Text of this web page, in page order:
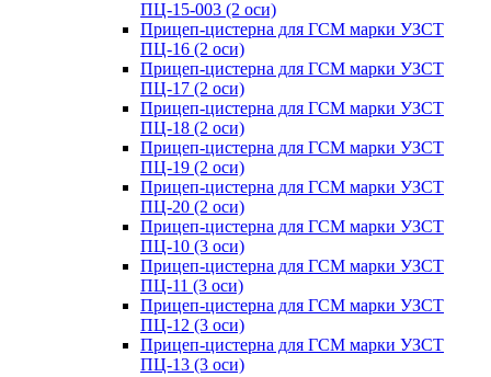
ПЦ-15-003 (2 оси)
Прицеп-цистерна для ГСМ марки УЗСТ
ПЦ-16 (2 оси)
Прицеп-цистерна для ГСМ марки УЗСТ
ПЦ-17 (2 оси)
Прицеп-цистерна для ГСМ марки УЗСТ
ПЦ-18 (2 оси)
Прицеп-цистерна для ГСМ марки УЗСТ
ПЦ-19 (2 оси)
Прицеп-цистерна для ГСМ марки УЗСТ
ПЦ-20 (2 оси)
Прицеп-цистерна для ГСМ марки УЗСТ
ПЦ-10 (3 оси)
Прицеп-цистерна для ГСМ марки УЗСТ
ПЦ-11 (3 оси)
Прицеп-цистерна для ГСМ марки УЗСТ
ПЦ-12 (3 оси)
Прицеп-цистерна для ГСМ марки УЗСТ
ПЦ-13 (3 оси)